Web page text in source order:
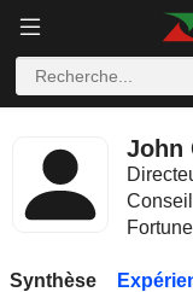
John
Synthèse